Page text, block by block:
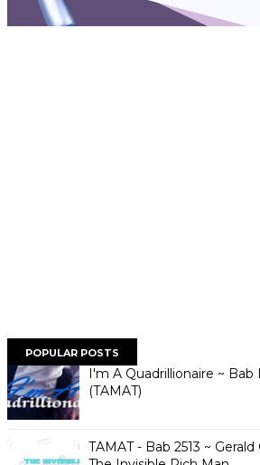
POPULAR POSTS
I'm A Quadrillionaire ~ Bab
(TAMAT)
TAMAT - Bab 2513 ~ Gerald